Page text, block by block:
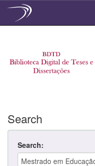
Search
Search: